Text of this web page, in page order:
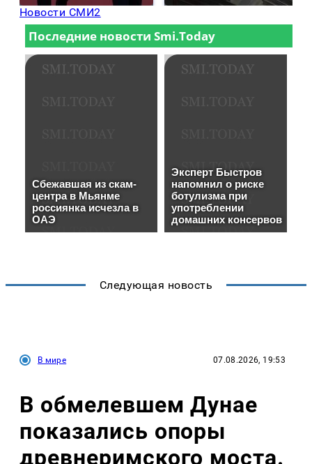
Новости СМИ2
Следующая новость
В мире 07.08.2026, 19:53
В обмелевшем Дунае
показались опоры
древнеримского моста.